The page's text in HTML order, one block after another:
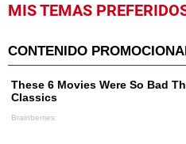
MIS TEMAS